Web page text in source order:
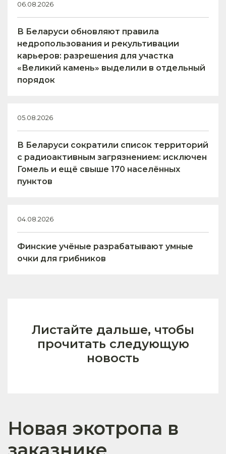
06.08.2026
В Беларуси обновляют правила
недропользования и рекультивации
карьеров: разрешения для участка
«Великий камень» выделили в отдельный
порядок
05.08.2026
В Беларуси сократили список территорий
с радиоактивным загрязнением: исключен
Гомель и ещё свыше 170 населённых
пунктов
04.08.2026
Финские учёные разрабатывают умные
очки для грибников
Листайте дальше, чтобы
прочитать следующую
новость
Новая экотропа в